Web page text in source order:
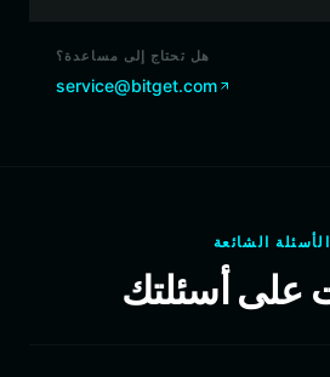
هل تحتاج إلى مساعدة؟
service@bitget.com
الأسئلة الشائعة